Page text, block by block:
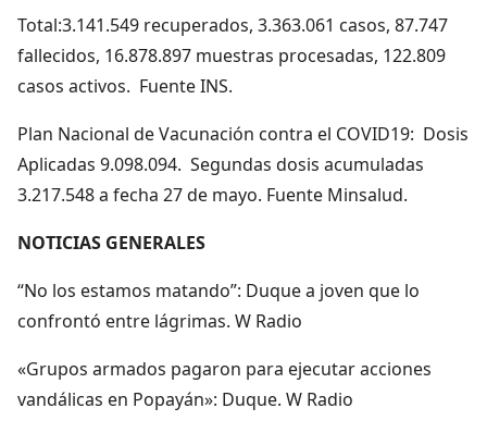
Total:3.141.549 recuperados, 3.363.061 casos, 87.747
fallecidos, 16.878.897 muestras procesadas, 122.809
casos activos. Fuente INS.
Plan Nacional de Vacunación contra el COVID19: Dosis
Aplicadas 9.098.094. Segundas dosis acumuladas
3.217.548 a fecha 27 de mayo. Fuente Minsalud.
NOTICIAS GENERALES
“No los estamos matando”: Duque a joven que lo
confrontó entre lágrimas. W Radio
«Grupos armados pagaron para ejecutar acciones
vandálicas en Popayán»: Duque. W Radio